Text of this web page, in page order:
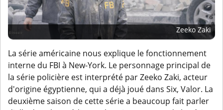
Zeeko Zaki
La série américaine nous explique le fonctionnement
interne du FBI à New-York. Le personnage principal de
la série policière est interprété par Zeeko Zaki, acteur
d'origine égyptienne, qui a déjà joué dans Six, Valor. La
deuxième saison de cette série a beaucoup fait parler